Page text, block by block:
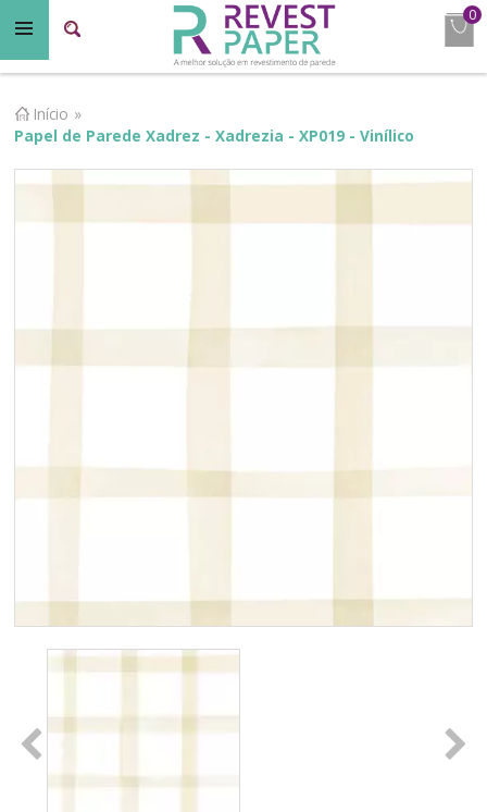
0
Início »
Papel de Parede Xadrez - Xadrezia - XP019 - Vinílico